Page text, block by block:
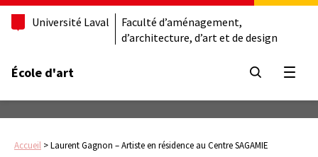
Université Laval
Faculté d’aménagement,
d’architecture, d’art et de design
École d'art
Accueil >Laurent Gagnon – Artiste en résidence au Centre SAGAMIE